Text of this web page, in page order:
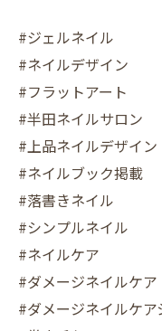
#ジェルネイル
#ネイルデザイン
#フラットアート
#半田ネイルサロン
#上品ネイルデザイン
#ネイルブック掲載
#落書きネイル
#シンプルネイル
#ネイルケア
#ダメージネイルケア
#ダメージネイルケア